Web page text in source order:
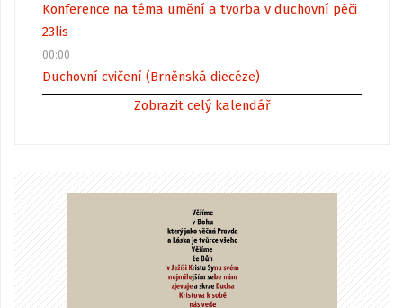
Konference na téma umění a tvorba v duchovní péči
23lis
00:00
Duchovní cvičení (Brněnská diecéze)
Zobrazit celý kalendář